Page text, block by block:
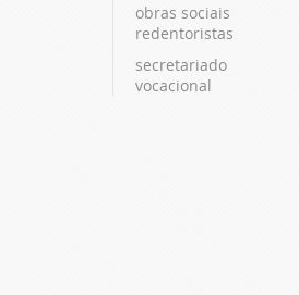
obras sociais
redentoristas
secretariado
vocacional